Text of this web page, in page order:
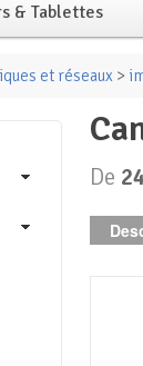
& Tablettes
et réseaux >
De